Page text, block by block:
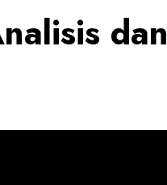
dan